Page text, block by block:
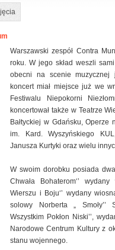
Warszawski zespół Contra
roku. W jego skład weszli
obecni na scenie
koncert miał miejsce już we
Festiwalu Niepokorni
koncertował także w Teatrze
Bałtyckiej w Gdańsku,
im. Kard. Wyszyńskiego
Janusza Kurtyki oraz wielu
W swoim dorobku posiada
Chwała Bohaterom‘’
Wierszu i Boju‘’ wydany
solowy Norberta „ Smoły’’
Wszystkim Pokłon Niski’’,
Narodowe Centrum Kultury z
stanu wojennego.